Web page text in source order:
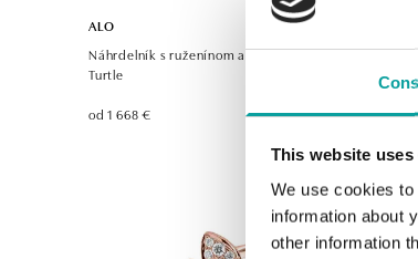
This website
We use cookies
information about
other information
ALO
Náhrdelník s ruženínom a diamantmi Marvelous
Turtle
od 1 668 €